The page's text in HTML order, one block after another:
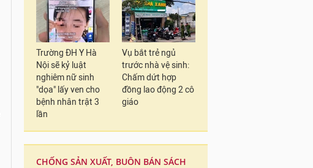
Trường ĐH Y Hà
Nội sẽ kỷ luật
nghiêm nữ sinh
"dọa" lấy ven cho
bệnh nhân trật 3
lần
Vụ bắt trẻ ngủ
trước nhà vệ sinh:
Chấm dứt hợp
đồng lao động 2 cô
giáo
CHỐNG SẢN XUẤT, BUÔN BÁN SÁCH